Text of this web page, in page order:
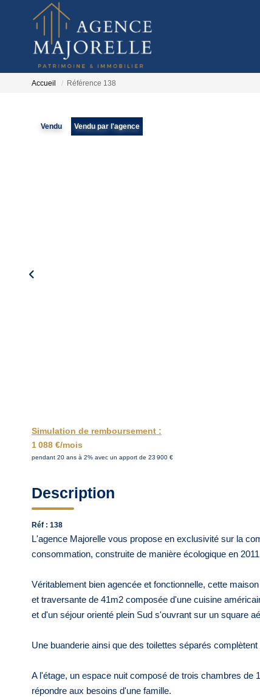
Accueil Référence 138
Vendu Vendu par l'agence
Simulation de remboursement :
1 088 €/mois
pendant 20 ans à 2% avec un apport de 23 900 €
Description
Réf : 138
L'agence Majorelle vous propose en exclusivité sur la
consommation, construite de manière écologique en
Véritablement bien agencée et fonctionnelle, cette
et traversante de 41m2 composée d'une cuisine
et d'un séjour orienté plein Sud s'ouvrant sur un square
Une buanderie ainsi que des toilettes séparés
A l'étage, un espace nuit composé de trois chambres de
répondre aux besoins d'une famille.